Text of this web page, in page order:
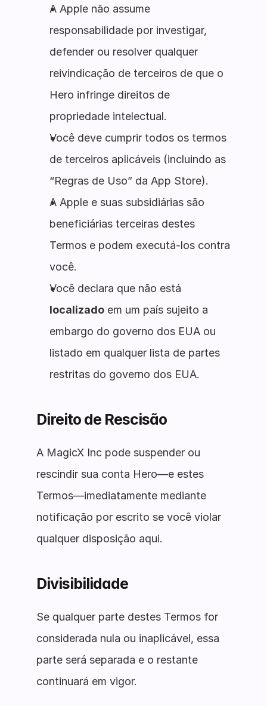
A Apple não assume
responsabilidade por investigar,
defender ou resolver qualquer
reivindicação de terceiros de que o
Hero infringe direitos de
propriedade intelectual.
Você deve cumprir todos os termos
de terceiros aplicáveis (incluindo as
“Regras de Uso” da App Store).
A Apple e suas subsidiárias são
beneficiárias terceiras destes
Termos e podem executá-los contra
você.
Você declara que não está
localizadoem um país sujeito a
embargo do governo dos EUA ou
listado em qualquer lista de partes
restritas do governo dos EUA.
Direito de Rescisão
A MagicX Inc pode suspender ou
rescindir sua conta Hero—e estes
Termos—imediatamente mediante
notificação por escrito se você violar
qualquer disposição aqui.
Divisibilidade
Se qualquer parte destes Termos for
considerada nula ou inaplicável, essa
parte será separada e o restante
continuará em vigor.